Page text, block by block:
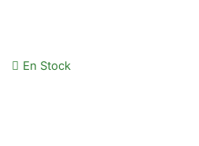
En Stock